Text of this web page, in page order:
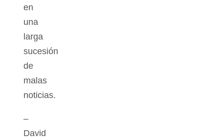
en
una
larga
sucesión
de
malas
noticias.
–
David